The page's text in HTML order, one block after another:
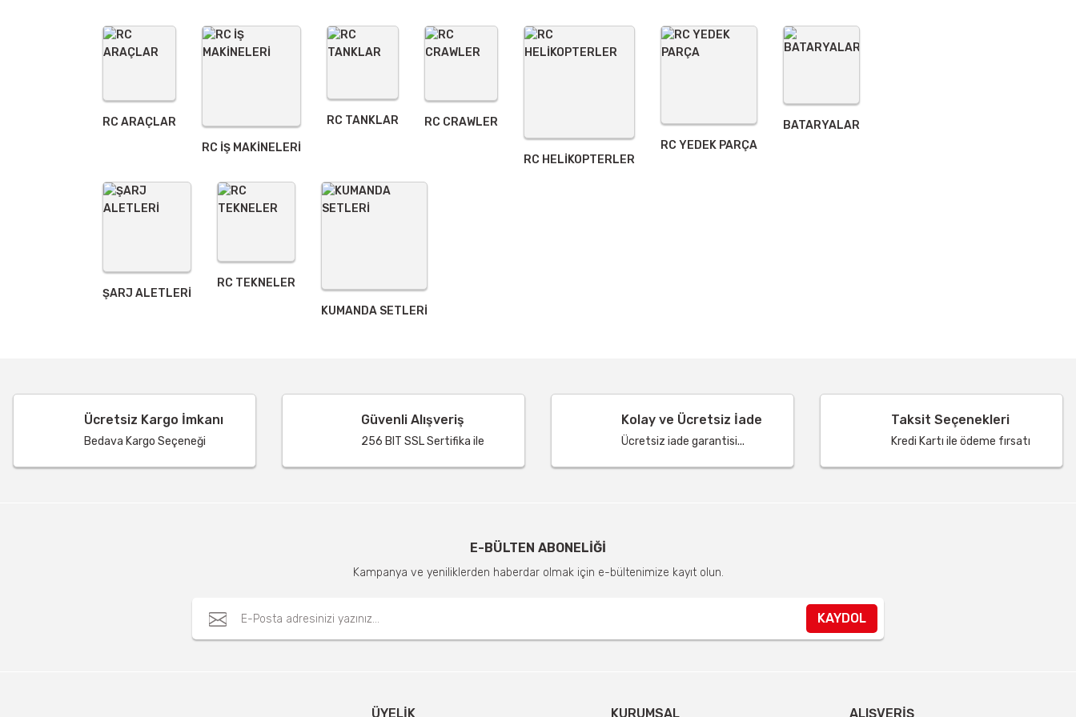
Bu ürüne benzer farklı alternatifler olmalı.
RC ARAÇLAR
RC İŞ MAKİNELERİ
RC TANKLAR RC CRAWLER
RC HELİKOPTERLER
RC YEDEK PARÇA
BATARYALAR
ŞARJ ALETLERI
RC TEKNELER
KUMANDA SETLERİ
Ücretsiz Kargo İmkanı
Bedava Kargo Seçeneği
Güvenli Alışveriş
256 BIT SSL Sertifika ile
Kolay ve Ücretsiz İade
Ücretsiz iade garantisi...
Taksit Seçenekleri
Kredi Kartı ile ödeme fırsatı
E-BÜLTEN ABONELİĞİ
Kampanya ve yeniliklerden haberdar olmak için e-bültenimize kayıt olun.
KAYDOL
ÜYELIK KURUMSAL ALIŞVERIŞ